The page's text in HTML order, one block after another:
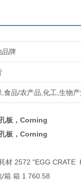
品牌
,食品/农产品,化工,生物
板，Corning
板，Corning
材 2572 "EGG CRATE
箱 箱 1 760.58